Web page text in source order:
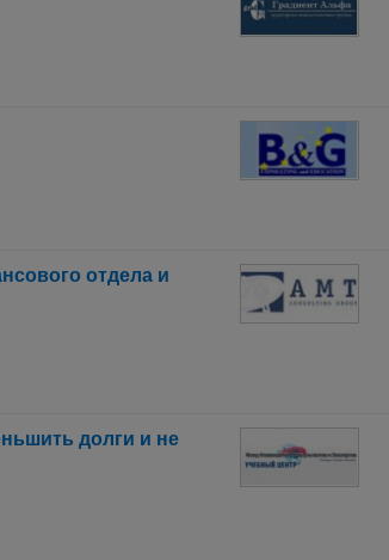
отдела и
долги и не